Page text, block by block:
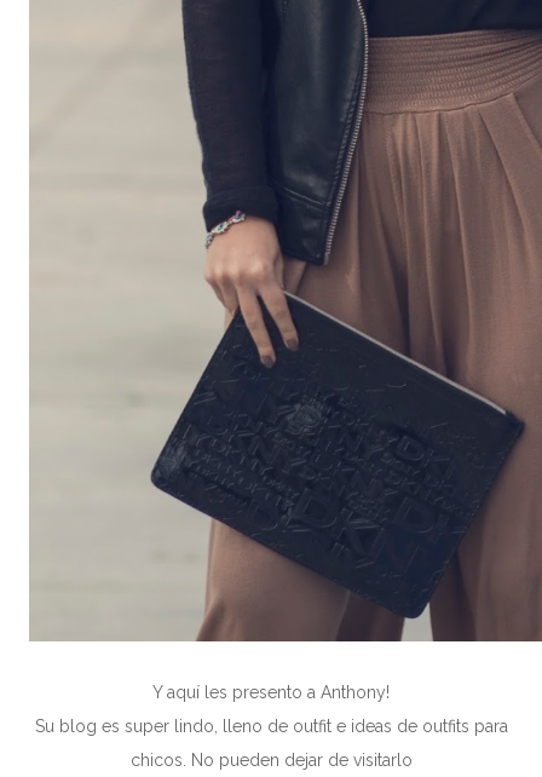
Y aquí les presento a Anthony!
Su blog es super lindo, lleno de outfit e ideas de outfits para
chicos. No pueden dejar de visitarlo